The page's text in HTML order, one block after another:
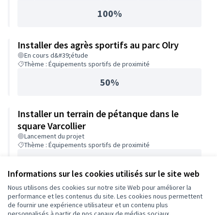
Informations sur les cookies utilisés sur le site web
Nous utilisons des cookies sur notre site Web pour améliorer la
performance et les contenus du site. Les cookies nous permettent
de fournir une expérience utilisateur et un contenu plus
100%
Installer des agrès sportifs au parc Olry
En cours d&#39;étude
Thème : Équipements sportifs de proximité
50%
Installer un terrain de pétanque dans le
square Varcollier
Lancement du projet
Thème : Équipements sportifs de proximité